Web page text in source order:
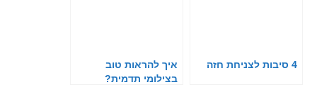
4 סיבות לצניחת חזה
איך להראות טוב
בצילומי תדמית?